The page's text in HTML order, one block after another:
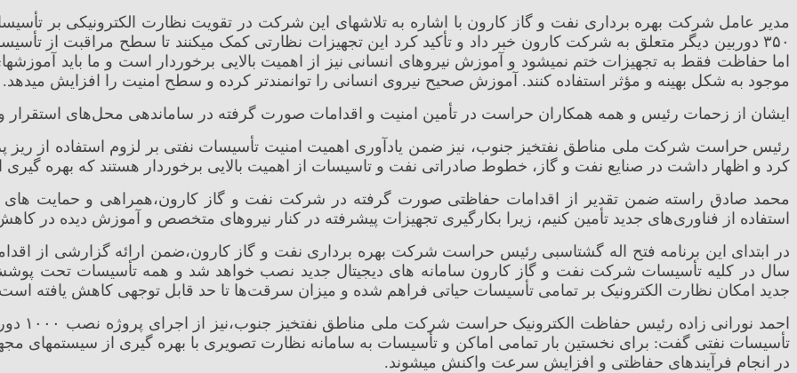
۳۵۰ دوربین دیگر متعلق به شرکت کارون خبر داد و تأکید کرد این تجهیزات نظارتی کمک میکنند تا سطح مراقبت از
اما حفاظت فقط به تجهیزات ختم نمیشود و آموزش نیروهای انسانی نیز از اهمیت بالایی برخوردار است و ما باید آموزشهای
موجود به شکل بهینه و مؤثر استفاده کنند. آموزش صحیح نیروی انسانی را توانمندتر کرده و سطح امنیت را افزایش میدهد.
ایشان از زحمات رئیس و همه همکاران حراست در تأمین امنیت و اقدامات صورت گرفته در ساماندهی محل‌های استقرار
رئیس حراست شرکت ملی مناطق نفتخیز جنوب، نیز ضمن یادآوری اهمیت امنیت تأسیسات نفتی بر لزوم استفاده از ریز
کرد و اظهار داشت در صنایع نفت و گاز، خطوط صادراتی نفت و تاسیسات از اهمیت بالایی برخوردار هستند که بهره
محمد صادق راسته ضمن تقدیر از اقدامات حفاظتی صورت گرفته در شرکت نفت و گاز کارون،همراهی و حمایت های
استفاده از فناوری‌های جدید تأمین کنیم، زیرا بکارگیری تجهیزات پیشرفته در کنار نیروهای متخصص و آموزش دیده
در ابتدای این برنامه فتح اله گشتاسبی رئیس حراست شرکت بهره برداری نفت و گاز کارون،ضمن ارائه گزارشی از
سال در کلیه تأسیسات شرکت نفت و گاز کارون سامانه های دیجیتال جدید نصب خواهد شد و همه تأسیسات تحت
جدید امکان نظارت الکترونیک بر تمامی تأسیسات حیاتی فراهم شده و میزان سرقت‌ها تا حد قابل توجهی کاهش یافته
احمد
تأسیسات نفتی گفت: برای نخستین بار تمامی اماکن و تأسیسات به سامانه نظارت تصویری با بهره گیری از
در انجام فرآیندهای حفاظتی و افزایش سرعت واکنش میشوند.